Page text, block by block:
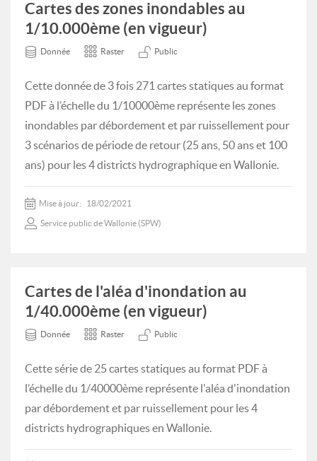
Cartes des zones inondables au
1/10.000ème (en vigueur)
Donnée Raster Public
Cette donnée de 3 fois 271 cartes statiques au format
PDF à l’échelle du 1/10000ème représente les zones
inondables par débordement et par ruissellement pour
3 scénarios de période de retour (25 ans, 50 ans et 100
ans) pour les 4 districts hydrographique en Wallonie.
Mise à jour: 18/02/2021
Service public de Wallonie (SPW)
Cartes de l'aléa d'inondation au
1/40.000ème (en vigueur)
Donnée Raster Public
Cette série de 25 cartes statiques au format PDF à
l’échelle du 1/40000ème représente l'aléa d'inondation
par débordement et par ruissellement pour les 4
districts hydrographiques en Wallonie.